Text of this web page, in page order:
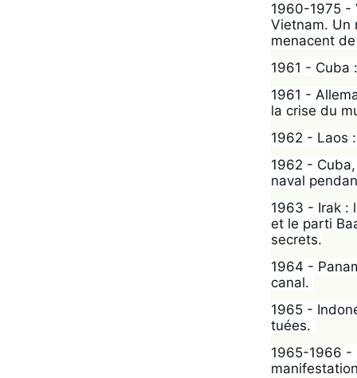
1960-1975 -
Vietnam. Un
menacent
1961 - Cuba
1961 -
la crise du
1962 - Laos
1962 -
naval
1963 - Irak :
et le parti
secrets.
1964 -
canal.
1965 -
tuées.
1965-1966 -